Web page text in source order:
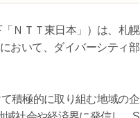
ＮＴＴ東日本」）は、札幌
おいて、ダイバーシティ部
積極的に取り組む地域の企